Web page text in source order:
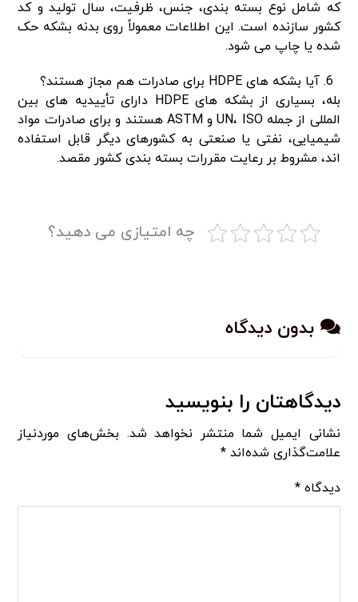
که شامل نوع بسته بندی، جنس، ظرفیت، سال تولید و کد
کشور سازنده است. این اطلاعات معمولاً روی بدنه بشکه حک
شده یا چاپ می شود.
آیا بشکه های HDPE برای صادرات هم مجاز هستند؟
بله، بسیاری از بشکه های HDPE دارای تأییدیه های بین
المللی از جمله UN، ISO و ASTM هستند و برای صادرات مواد
شیمیایی، نفتی یا صنعتی به کشورهای دیگر قابل استفاده
اند، مشروط بر رعایت مقررات بسته بندی کشور مقصد.
چه امتیازی می دهید؟
بدون دیدگاه
دیدگاهتان را بنویسید
نشانی ایمیل شما منتشر نخواهد شد. بخش‌های موردنیاز
علامت‌گذاری شده‌اند*
دیدگاه*